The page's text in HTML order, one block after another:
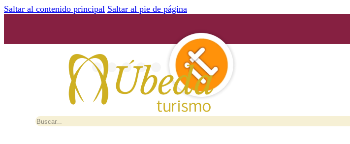
Saltar al contenido principal Saltar al pie de página
Buscar